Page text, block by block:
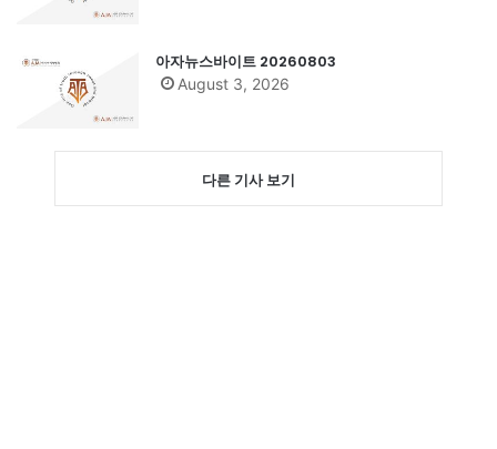
아자뉴스바이트 20260803
August 3, 2026
다른 기사 보기